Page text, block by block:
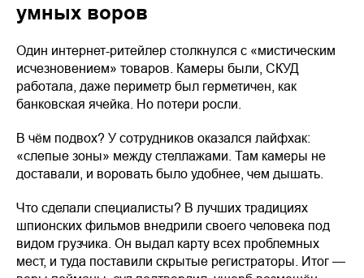
умных воров
Один интернет-ритейлер столкнулся с «мистическим
исчезновением» товаров. Камеры были, СКУД
работала, даже периметр был герметичен, как
банковская ячейка. Но потери росли.
В чём подвох? У сотрудников оказался лайфхак:
«слепые зоны» между стеллажами. Там камеры не
доставали, и воровать было удобнее, чем дышать.
Что сделали специалисты? В лучших традициях
шпионских фильмов внедрили своего человека под
видом грузчика. Он выдал карту всех проблемных
мест, и туда поставили скрытые регистраторы. Итог —